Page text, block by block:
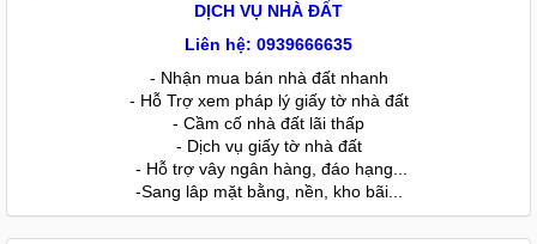
DỊCH VỤ NHÀ ĐẤT
Liên hệ: 0939666635
- Nhận mua bán nhà đất nhanh
- Hỗ Trợ xem pháp lý giấy tờ nhà đất
- Cầm cố nhà đất lãi thấp
- Dịch vụ giấy tờ nhà đất
- Hỗ trợ vây ngân hàng, đáo hạng...
-Sang lâp mặt bằng, nền, kho bãi...